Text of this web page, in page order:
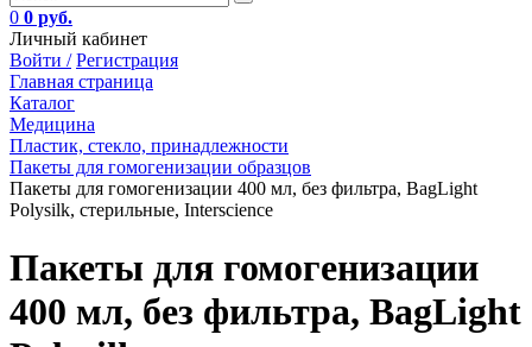
0 0 руб.
Личный кабинет
Войти / Регистрация
Главная страница
Каталог
Медицина
Пластик, стекло, принадлежности
Пакеты для гомогенизации образцов
Пакеты для гомогенизации 400 мл, без фильтра, BagLight
Polysilk, стерильные, Interscience
Пакеты для гомогенизации
400 мл, без фильтра, BagLight